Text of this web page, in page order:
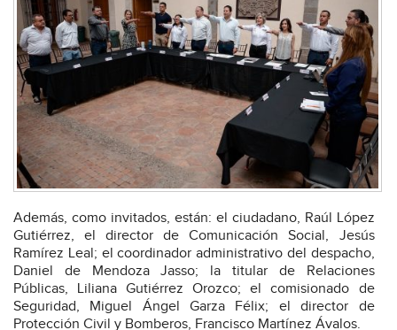
Además, como invitados, están: el ciudadano, Raúl López
Gutiérrez, el director de Comunicación Social, Jesús
Ramírez Leal; el coordinador administrativo del despacho,
Daniel de Mendoza Jasso; la titular de Relaciones
Públicas, Liliana Gutiérrez Orozco; el comisionado de
Seguridad, Miguel Ángel Garza Félix; el director de
Protección Civil y Bomberos, Francisco Martínez Ávalos.